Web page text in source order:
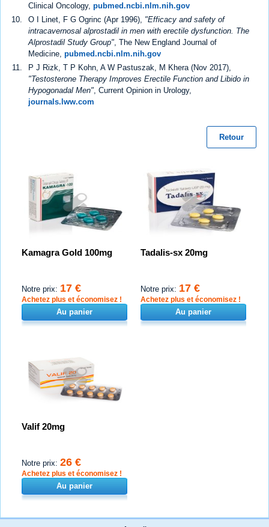
Clinical Oncology, pubmed.ncbi.nlm.nih.gov
O I Linet, F G Ogrinc (Apr 1996), "Efficacy and safety of
intracavernosal alprostadil in men with erectile dysfunction. The
Alprostadil Study Group" , The New England Journal of
Medicine, pubmed.ncbi.nlm.nih.gov
P J Rizk, T P Kohn, A W Pastuszak, M Khera (Nov 2017),
"Testosterone Therapy Improves Erectile Function and Libido in
Hypogonadal Men" , Current Opinion in Urology,
journals.lww.com
Retour
Kamagra Gold 100mg
Notre prix: 17 €
Achetez plus et économisez !
Au panier
Tadalis-sx 20mg
Notre prix: 17 €
Achetez plus et économisez !
Au panier
Valif 20mg
Notre prix: 26 €
Achetez plus et économisez !
Au panier